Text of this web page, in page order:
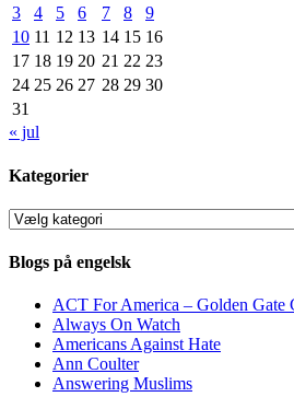
3
4 5 6 7 8
9
10 11 12 13 14 15 16
17 18 19 20 21 22 23
24 25 26 27 28 29 30
31
« jul
Kategorier
Kategorier
Blogs på engelsk
ACT For America – Golden Gate
Always On Watch
Americans Against Hate
Ann Coulter
Answering Muslims